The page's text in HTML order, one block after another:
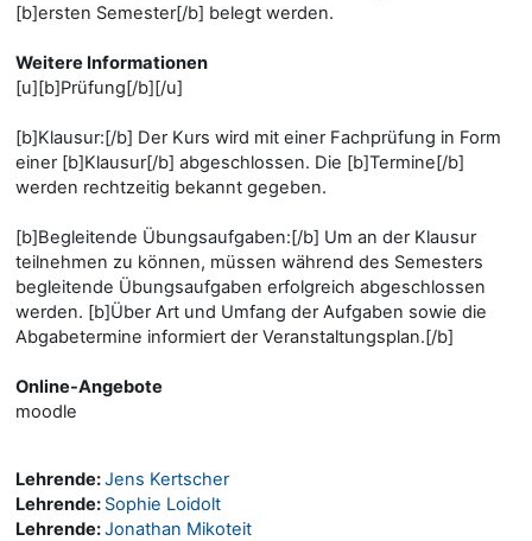
[b]ersten Semester[/b] belegt werden.
Weitere Informationen
[u][b]Prüfung[/b][/u]
[b]Klausur:[/b] Der Kurs wird mit einer Fachprüfung in Form
einer [b]Klausur[/b] abgeschlossen. Die [b]Termine[/b]
werden rechtzeitig bekannt gegeben.
[b]Begleitende Übungsaufgaben:[/b] Um an der Klausur
teilnehmen zu können, müssen während des Semesters
begleitende Übungsaufgaben erfolgreich abgeschlossen
werden. [b]Über Art und Umfang der Aufgaben sowie die
Abgabetermine informiert der Veranstaltungsplan.[/b]
Online-Angebote
moodle
Lehrende:Jens Kertscher
Lehrende: Sophie Loidolt
Lehrende:Jonathan Mikoteit